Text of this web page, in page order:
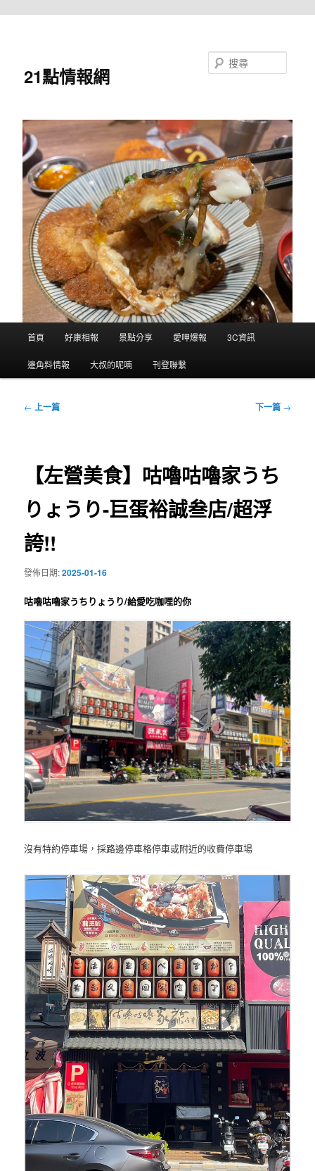
21點情報網
首頁 好康相報 景點分享 愛呷爆報 3C資訊
邊角料情報 大叔的呢喃 刊登聯繫
文← 上一篇 下一篇 →
【左營美食】咕嚕咕嚕家うち
りょうり-巨蛋裕誠叁店/超浮
誇!!
發佈日期:2025-01-16
咕嚕咕嚕家うちりょうり/給愛吃咖哩的你
沒有特約停車場，採路邊停車格停車或附近的收費停車場